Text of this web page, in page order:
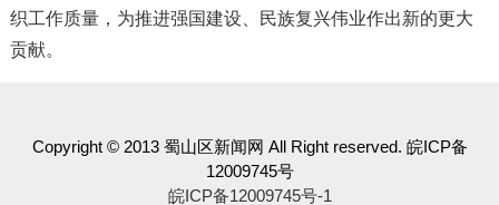
织工作质量，为推进强国建设、民族复兴伟业作出新的更大
贡献。
Copyright © 2013 蜀山区新闻网 All Right reserved. 皖ICP备
12009745号
皖ICP备12009745号-1